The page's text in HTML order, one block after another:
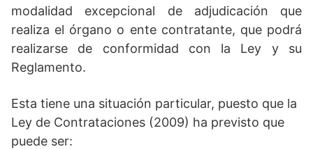
modalidad excepcional de adjudicación que
realiza el órgano o ente contratante, que podrá
realizarse de conformidad con la Ley y su
Reglamento.
Esta tiene una situación particular, puesto que la
Ley de Contrataciones (2009) ha previsto que
puede ser: